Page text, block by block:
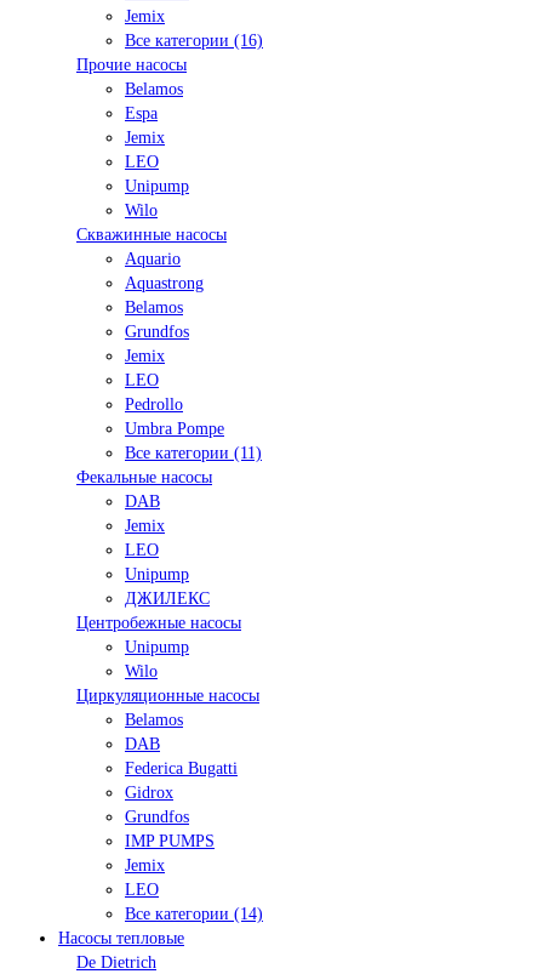
Jemix
Все категории (16)
Прочие насосы
Belamos
Espa
Jemix
LEO
Unipump
Wilo
Скважинные насосы
Aquario
Aquastrong
Belamos
Grundfos
Jemix
LEO
Pedrollo
Umbra Pompe
Все категории (11)
Фекальные насосы
DAB
Jemix
LEO
Unipump
ДЖИЛЕКС
Центробежные насосы
Unipump
Wilo
Циркуляционные насосы
Belamos
DAB
Federica Bugatti
Gidrox
Grundfos
IMP PUMPS
Jemix
LEO
Все категории (14)
Насосы тепловые
De Dietrich